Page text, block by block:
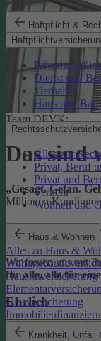
Haftpflicht &
Dienst und
Tierhalter
Haus und Bau
Alles zur
Privat, Beruf
Privat und
Verkehr
Wohnen und
Haus & Wohnen
Alles zu Haus &
Hausratversicherung
Glasversicherung
Krankheit, Unfall
Team DEVK:
Das sind
„Gesagt. Getan.
Millionen
Unser
Wir freuen uns mit
für alle, alle für
Ehrlich
Als